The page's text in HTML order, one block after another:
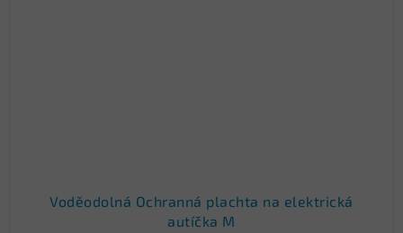
Voděodolná Ochranná plachta na elektrická
autíčka M